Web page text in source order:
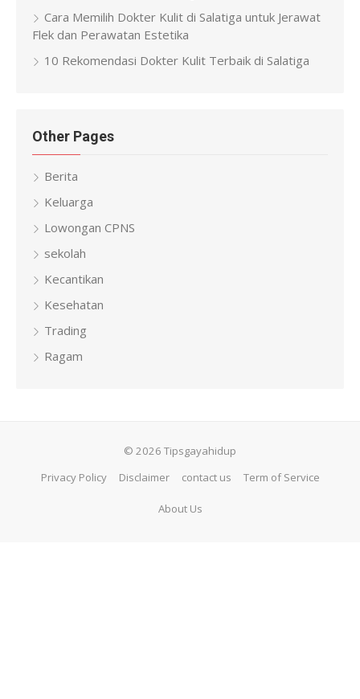
Cara Memilih Dokter Kulit di Salatiga untuk Jerawat
Flek dan Perawatan Estetika
10 Rekomendasi Dokter Kulit Terbaik di Salatiga
Other Pages
Berita
Keluarga
Lowongan CPNS
sekolah
Kecantikan
Kesehatan
Trading
Ragam
© 2026 Tipsgayahidup
Privacy Policy
Disclaimer contact us Term of Service
About Us